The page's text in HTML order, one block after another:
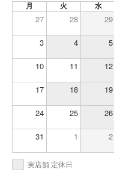
月 火 水
27 28 29
3 4 5
10 11 12
17 18 19
24 25 26
31 1 2
実店舗 定休日